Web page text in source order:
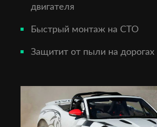
двигателя
Быстрый монтаж на СТО
Защитит от пыли на дорогах